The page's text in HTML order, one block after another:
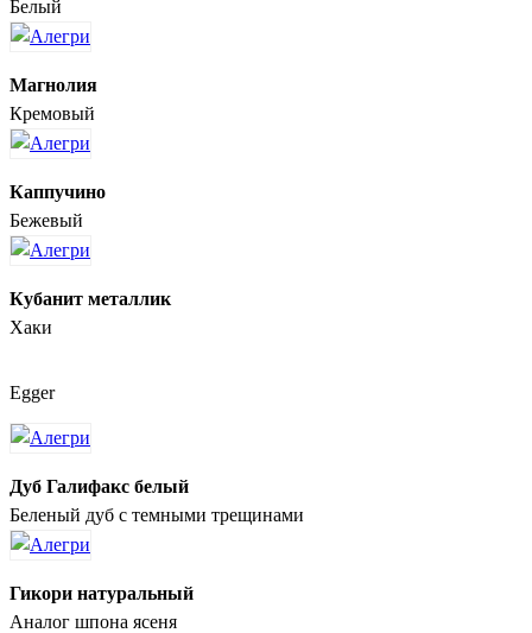
Белый
Магнолия
Кремовый
Каппучино
Бежевый
Кубанит металлик
Хаки
Egger
Дуб Галифакс белый
Беленый дуб с темными трещинами
Гикори натуральный
Аналог шпона ясеня